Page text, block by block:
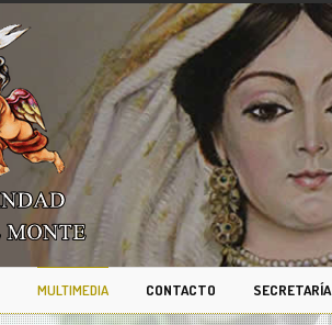
MULTIMEDIA CONTACTO SECRETARÍA